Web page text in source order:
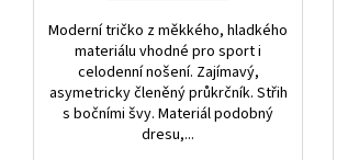
Moderní tričko z měkkého, hladkého
materiálu vhodné pro sport i
celodenní nošení. Zajímavý,
asymetricky členěný průkrčník. Střih
s bočními švy. Materiál podobný
dresu,...